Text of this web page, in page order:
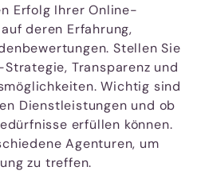
Erfolg Ihrer Online-
deren Erfahrung,
Stellen Sie
Strategie, Transparenz und
Wichtig sind
Dienstleistungen und ob
erfüllen können.
Agenturen, um
zu treffen.